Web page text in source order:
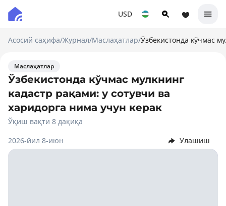
USD
Асосий саҳифа/Журнал/Маслаҳатлар/Ўзбекистонда кўчмас
Маслаҳатлар
Ўзбекистонда кўчмас мулкнинг
кадастр рақами: у сотувчи ва
харидорга нима учун керак
Ўқиш вақти 8 дақиқа
2026-йил 8-июн
Улашиш